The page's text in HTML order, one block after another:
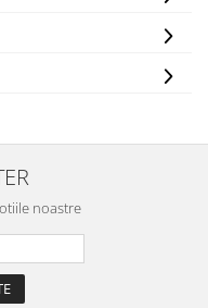
noastre